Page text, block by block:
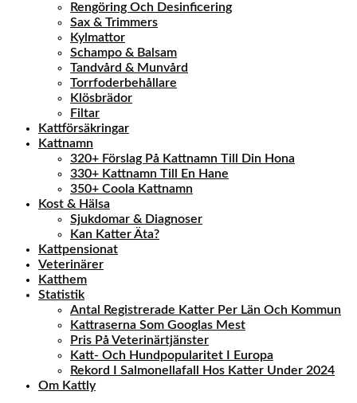
Rengöring Och Desinficering
Sax & Trimmers
Kylmattor
Schampo & Balsam
Tandvård & Munvård
Torrfoderbehållare
Klösbrädor
Filtar
Kattförsäkringar
Kattnamn
320+ Förslag På Kattnamn Till Din Hona
330+ Kattnamn Till En Hane
350+ Coola Kattnamn
Kost & Hälsa
Sjukdomar & Diagnoser
Kan Katter Äta?
Kattpensionat
Veterinärer
Katthem
Statistik
Antal Registrerade Katter Per Län Och Kommun
Kattraserna Som Googlas Mest
Pris På Veterinärtjänster
Katt- Och Hundpopularitet I Europa
Rekord I Salmonellafall Hos Katter Under 2024
Om Kattly